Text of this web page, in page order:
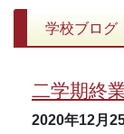
学校ブログ
二学期終
2020年12月